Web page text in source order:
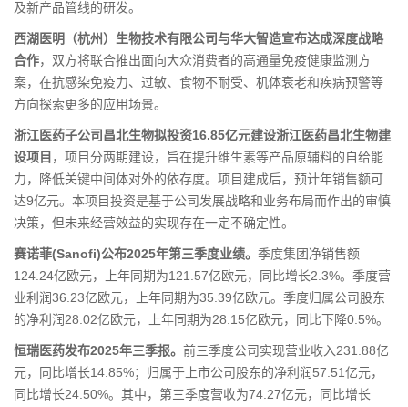
及新产品管线的研发。
西湖医明（杭州）生物技术有限公司与华大智造宣布达成深度战略
合作，双方将联合推出面向大众消费者的高通量免疫健康监测方
案，在抗感染免疫力、过敏、食物不耐受、机体衰老和疾病预警等
方向探索更多的应用场景。
浙江医药子公司昌北生物拟投资16.85亿元建设浙江医药昌北生物建
设项目 ，项目分两期建设，旨在提升维生素等产品原辅料的自给能
力，降低关键中间体对外的依存度。项目建成后，预计年销售额可
达9亿元。本项目投资是基于公司发展战略和业务布局而作出的审慎
决策，但未来经营效益的实现存在一定不确定性。
赛诺菲(Sanofi)公布2025年第三季度业绩。 季度集团净销售额
124.24亿欧元，上年同期为121.57亿欧元，同比增长2.3%。季度营
业利润36.23亿欧元，上年同期为35.39亿欧元。季度归属公司股东
的净利润28.02亿欧元，上年同期为28.15亿欧元，同比下降0.5%。
恒瑞医药发布2025年三季报。 前三季度公司实现营业收入231.88亿
元，同比增长14.85%；归属于上市公司股东的净利润57.51亿元，
同比增长24.50%。其中，第三季度营收为74.27亿元，同比增长